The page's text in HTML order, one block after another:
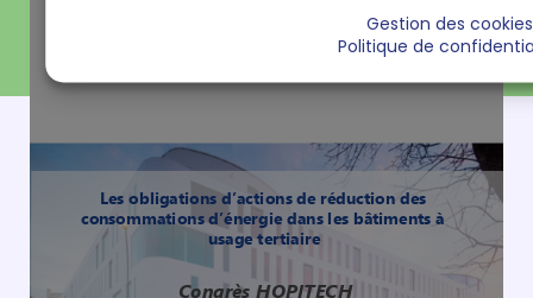
Gestion des cookies
Politique de